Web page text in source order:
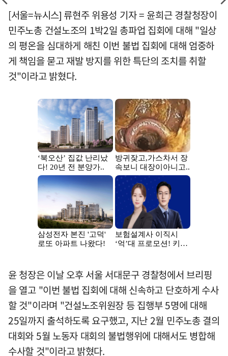
[서울=뉴시스] 류현주 위용성 기자 = 윤희근 경찰청장이
민주노총 건설노조의 1박2일 총파업 집회에 대해 "일상
의 평온을 심대하게 해친 이번 불법 집회에 대해 엄중하
게 책임을 묻고 재발 방지를 위한 특단의 조치를 취할
것"이라고 밝혔다.
윤 청장은 이날 오후 서울 서대문구 경찰청에서 브리핑
을 열고 "이번 불법 집회에 대해 신속하고 단호하게 수사
할 것"이라며 "건설노조위원장 등 집행부 5명에 대해
25일까지 출석하도록 요구했고, 지난 2월 민주노총 결의
대회와 5월 노동자 대회의 불법행위에 대해서도 병합해
수사할 것"이라고 밝혔다.